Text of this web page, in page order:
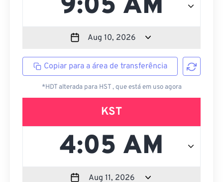
Copiar para a área de transferência
*HDT alterada para HST , que está em uso agora
KST